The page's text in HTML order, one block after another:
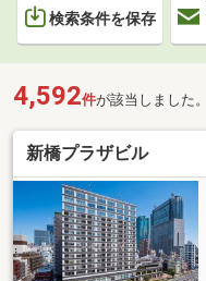
検索条件を保存
4,592件が該当しました。
新橋プラザビル